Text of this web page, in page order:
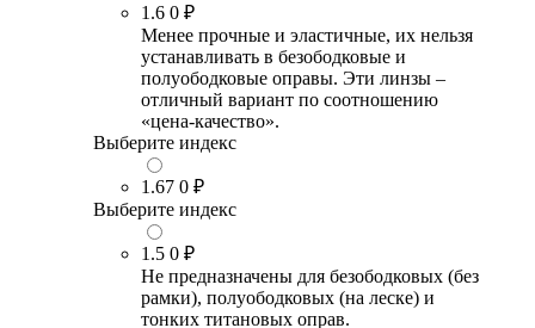
1.6 0 ₽
Менее прочные и эластичные, их нельзя
устанавливать в безободковые и
полуободковые оправы. Эти линзы –
отличный вариант по соотношению
«цена-качество».
Выберите индекс
1.67 0 ₽
Выберите индекс
1.5 0 ₽
Не предназначены для безободковых (без
рамки), полуободковых (на леске) и
тонких титановых оправ.